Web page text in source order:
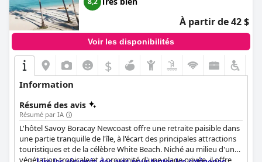
À partir de 42 $
Voir les disponibilités
$
Information
Résumé des avis
Résumé par IA
L'hôtel Savoy Boracay Newcoast offre une retraite paisible dans
une partie tranquille de l'île, à l'écart des principales attractions
touristiques et de la célèbre White Beach. Niché au milieu d'une
végétation tropicale et à proximité d'une plage privée, il offre